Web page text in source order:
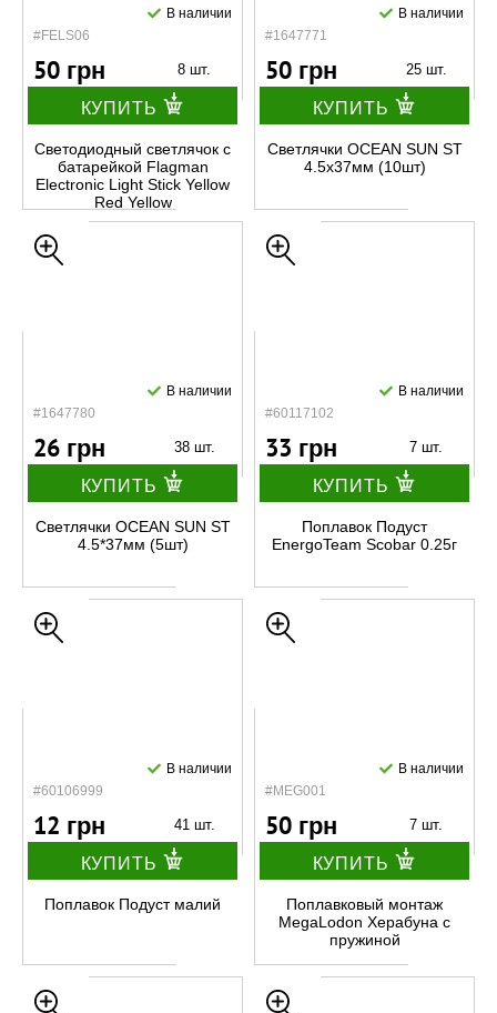
#FELS06
В наличии
50 грн 8 шт.
КУПИТЬ
Светодиодный светлячок с
батарейкой Flagman
Electronic Light Stick Yellow
Red Yellow
#1647771
В наличии
50 грн 25 шт.
КУПИТЬ
Светлячки OCEAN SUN ST
4.5x37мм (10шт)
#1647780
В наличии
26 грн 38 шт.
КУПИТЬ
Светлячки OCEAN SUN ST
4.5*37мм (5шт)
#60117102
В наличии
33 грн 7 шт.
КУПИТЬ
Поплавок Подуст
EnergoTeam Scobar 0.25г
#60106999
В наличии
12 грн 41 шт.
КУПИТЬ
Поплавок Подуст малий
#MEG001
В наличии
50 грн 7 шт.
КУПИТЬ
Поплавковый монтаж
MegaLodon Херабуна с
пружиной